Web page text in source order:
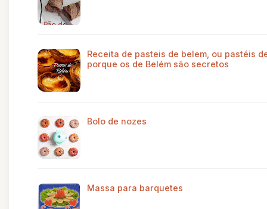
Receita de pasteis de belem, ou pastéis
porque os de Belém são secretos
Bolo de nozes
Massa para barquetes